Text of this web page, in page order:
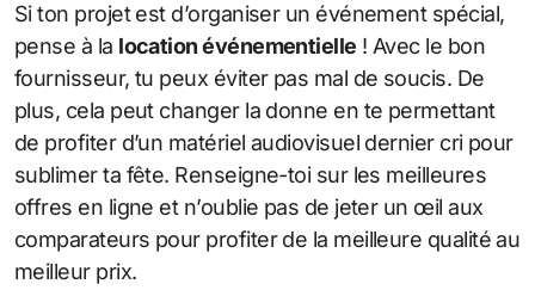
Si ton projet est d’organiser un événement spécial,
pense à la location événementielle ! Avec le bon
fournisseur, tu peux éviter pas mal de soucis. De
plus, cela peut changer la donne en te permettant
de profiter d’un matériel audiovisuel dernier cri pour
sublimer ta fête. Renseigne-toi sur les meilleures
offres en ligne et n’oublie pas de jeter un œil aux
comparateurs pour profiter de la meilleure qualité au
meilleur prix.